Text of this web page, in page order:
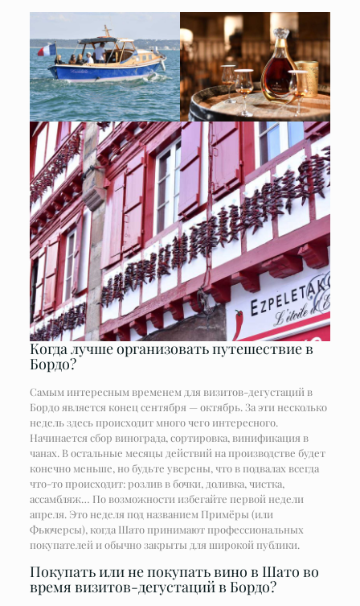
Когда лучше организовать путешествие в
Бордо?
Самым интересным временем для визитов-дегустаций в
Бордо является конец сентября — октябрь. За эти несколько
недель здесь происходит много чего интересного.
Начинается сбор винограда, сортировка, винификация в
чанах. В остальные месяцы действий на производстве будет
конечно меньше, но будьте уверены, что в подвалах всегда
что-то происходит: розлив в бочки, доливка, чистка,
ассамбляж… По возможности избегайте первой недели
апреля. Это неделя под названием Примёры (или
Фьючерсы), когда Шато принимают профессиональных
покупателей и обычно закрыты для широкой публики.
Покупать или не покупать вино в Шато во
время визитов-дегустаций в Бордо?